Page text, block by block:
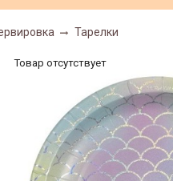
Тарелки
Товар отсутствует